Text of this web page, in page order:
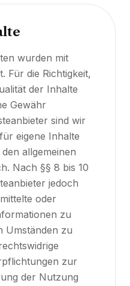
wurden mit
Für die Richtigkeit,
der Inhalte
Gewähr
sind wir
eigene Inhalte
allgemeinen
Nach §§ 8 bis 10
jedoch
oder
zu
Umständen zu
zur
der Nutzung